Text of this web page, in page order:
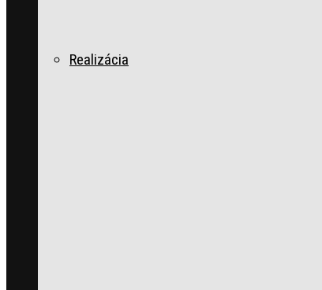
Realizácia